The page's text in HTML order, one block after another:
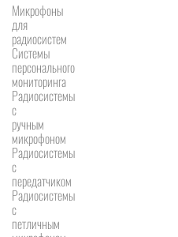
Микрофоны
для
радиосистем
Системы
персонального
мониторинга
Радиосистемы
c
ручным
микрофоном
Радиосистемы
с
передатчиком
Радиосистемы
с
петличным